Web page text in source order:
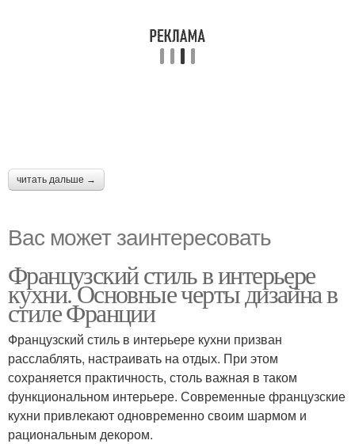
читать дальше →
Вас может заинтересовать
Французский стиль в интерьере
кухни. Основные черты дизайна в
стиле Франции
Французский стиль в интерьере кухни призван
расслаблять, настраивать на отдых. При этом
сохраняется практичность, столь важная в таком
функциональном интерьере. Современные французские
кухни привлекают одновременно своим шармом и
рациональным декором.